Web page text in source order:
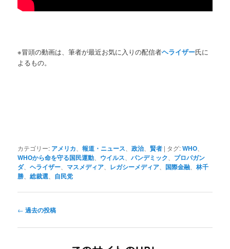
※冒頭の動画は、筆者が最近お気に入りの配信者ヘライザー氏に
よるもの。
カテゴリー: アメリカ、報道・ニュース、政治、賢者 | タグ:WHO、
WHOから命を守る国民運動、 ウイルス、パンデミック、 プロパガン
ダ、ヘライザー、 マスメディア、 レガシーメディア、 国際金融、林千
勝、総裁選、 自民党
投
ナ
← 過去の投稿